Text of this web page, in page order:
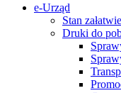
e-Urząd
Stan
Druki do